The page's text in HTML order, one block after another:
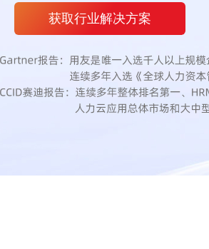
获取行业解决方案